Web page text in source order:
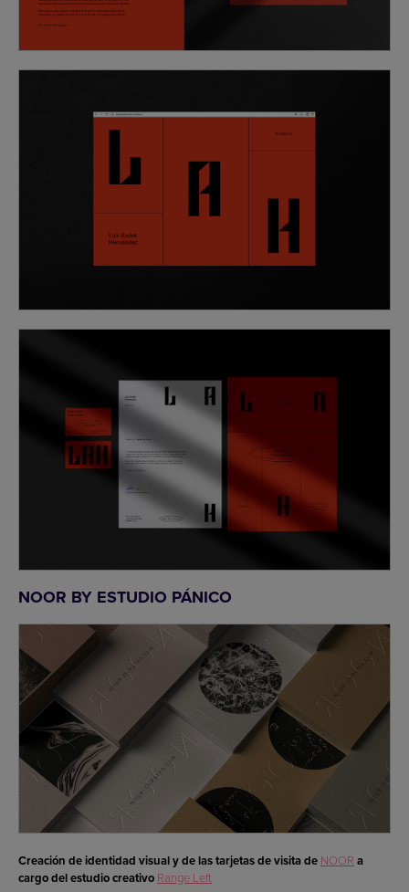
NOOR BY ESTUDIO PÁNICO
Creación de identidad visual y de las tarjetas de visita de NOOR a
cargo del estudio creativo Range Left